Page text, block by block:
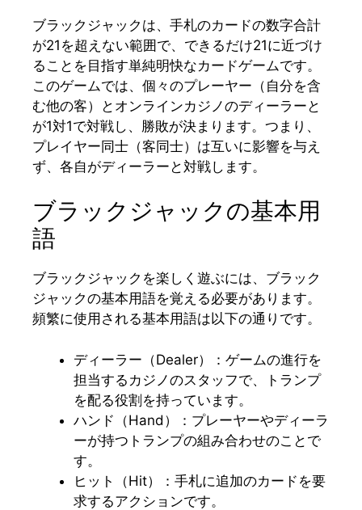
ブラックジャックは、手札のカードの数字合計
が21を超えない範囲で、できるだけ21に近づけ
ることを目指す単純明快なカードゲームです。
このゲームでは、個々のプレーヤー（自分を含
む他の客）とオンラインカジノのディーラーと
が1対1で対戦し、勝敗が決まります。つまり、
プレイヤー同士（客同士）は互いに影響を与え
ず、各自がディーラーと対戦します。
ブラックジャックの基本用
語
ブラックジャックを楽しく遊ぶには、ブラック
ジャックの基本用語を覚える必要があります。
頻繁に使用される基本用語は以下の通りです。
ディーラー（Dealer）：ゲームの進行を
担当するカジノのスタッフで、トランプ
を配る役割を持っています。
ハンド（Hand）：プレーヤーやディーラ
ーが持つトランプの組み合わせのことで
す。
ヒット（Hit）：手札に追加のカードを要
求するアクションです。